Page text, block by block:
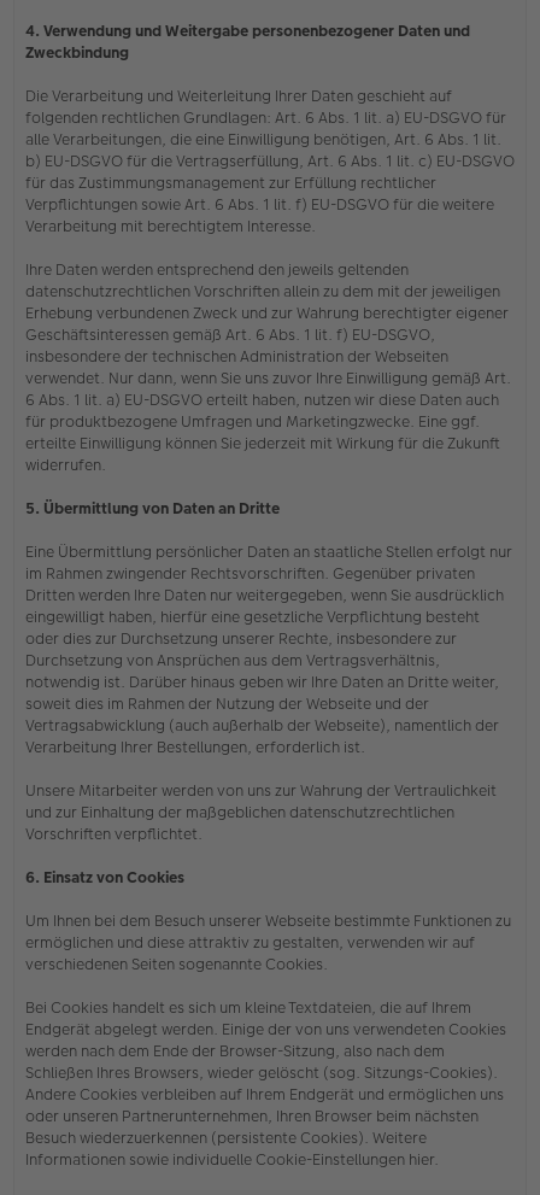
4. Verwendung und Weitergabe personenbezogener Daten und
Zweckbindung
Die Verarbeitung und Weiterleitung Ihrer Daten geschieht auf
folgenden rechtlichen Grundlagen: Art. 6 Abs. 1 lit. a) EU-DSGVO für
alle Verarbeitungen, die eine Einwilligung benötigen, Art. 6 Abs. 1 lit.
b) EU-DSGVO für die Vertragserfüllung, Art. 6 Abs. 1 lit. c) EU-DSGVO
für das Zustimmungsmanagement zur Erfüllung rechtlicher
Verpflichtungen sowie Art. 6 Abs. 1 lit. f) EU-DSGVO für die weitere
Verarbeitung mit berechtigtem Interesse.
Ihre Daten werden entsprechend den jeweils geltenden
datenschutzrechtlichen Vorschriften allein zu dem mit der jeweiligen
Erhebung verbundenen Zweck und zur Wahrung berechtigter eigener
Geschäftsinteressen gemäß Art. 6 Abs. 1 lit. f) EU-DSGVO,
insbesondere der technischen Administration der Webseiten
verwendet. Nur dann, wenn Sie uns zuvor Ihre Einwilligung gemäß Art.
6 Abs. 1 lit. a) EU-DSGVO erteilt haben, nutzen wir diese Daten auch
für produktbezogene Umfragen und Marketingzwecke. Eine ggf.
erteilte Einwilligung können Sie jederzeit mit Wirkung für die Zukunft
widerrufen.
5. Übermittlung von Daten an Dritte
Eine Übermittlung persönlicher Daten an staatliche Stellen erfolgt nur
im Rahmen zwingender Rechtsvorschriften. Gegenüber privaten
Dritten werden Ihre Daten nur weitergegeben, wenn Sie ausdrücklich
eingewilligt haben, hierfür eine gesetzliche Verpflichtung besteht
oder dies zur Durchsetzung unserer Rechte, insbesondere zur
Durchsetzung von Ansprüchen aus dem Vertragsverhältnis,
notwendig ist. Darüber hinaus geben wir Ihre Daten an Dritte weiter,
soweit dies im Rahmen der Nutzung der Webseite und der
Vertragsabwicklung (auch außerhalb der Webseite), namentlich der
Verarbeitung Ihrer Bestellungen, erforderlich ist.
Unsere Mitarbeiter werden von uns zur Wahrung der Vertraulichkeit
und zur Einhaltung der maßgeblichen datenschutzrechtlichen
Vorschriften verpflichtet.
6. Einsatz von Cookies
Um Ihnen bei dem Besuch unserer Webseite bestimmte Funktionen zu
ermöglichen und diese attraktiv zu gestalten, verwenden wir auf
verschiedenen Seiten sogenannte Cookies.
Bei Cookies handelt es sich um kleine Textdateien, die auf Ihrem
Endgerät abgelegt werden. Einige der von uns verwendeten Cookies
werden nach dem Ende der Browser-Sitzung, also nach dem
Schließen Ihres Browsers, wieder gelöscht (sog. Sitzungs-Cookies).
Andere Cookies verbleiben auf Ihrem Endgerät und ermöglichen uns
oder unseren Partnerunternehmen, Ihren Browser beim nächsten
Besuch wiederzuerkennen (persistente Cookies). Weitere
Informationen sowie individuelle Cookie-Einstellungen hier.